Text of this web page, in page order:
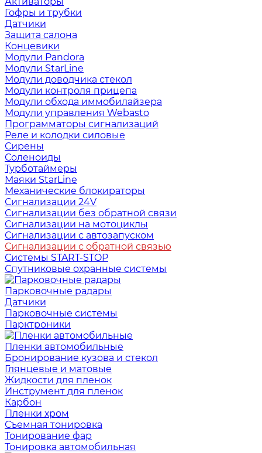
Гофры и трубки
Датчики
Защита салона
Концевики
Модули Pandora
Модули StarLine
Модули доводчика стекол
Модули контроля прицепа
Модули обхода иммобилайзера
Модули управления Webasto
Программаторы сигнализаций
Реле и колодки силовые
Сирены
Соленоиды
Турботаймеры
Маяки StarLine
Механические блокираторы
Сигнализации 24V
Сигнализации без обратной связи
Сигнализации на мотоциклы
Сигнализации с автозапуском
Сигнализации с обратной связью
Системы START-STOP
Спутниковые охранные системы
Парковочные радары
Датчики
Парковочные системы
Парктроники
Пленки автомобильные
Бронирование кузова и стекол
Глянцевые и матовые
Жидкости для пленок
Инструмент для пленок
Карбон
Пленки хром
Съемная тонировка
Тонирование фар
Тонировка автомобильная